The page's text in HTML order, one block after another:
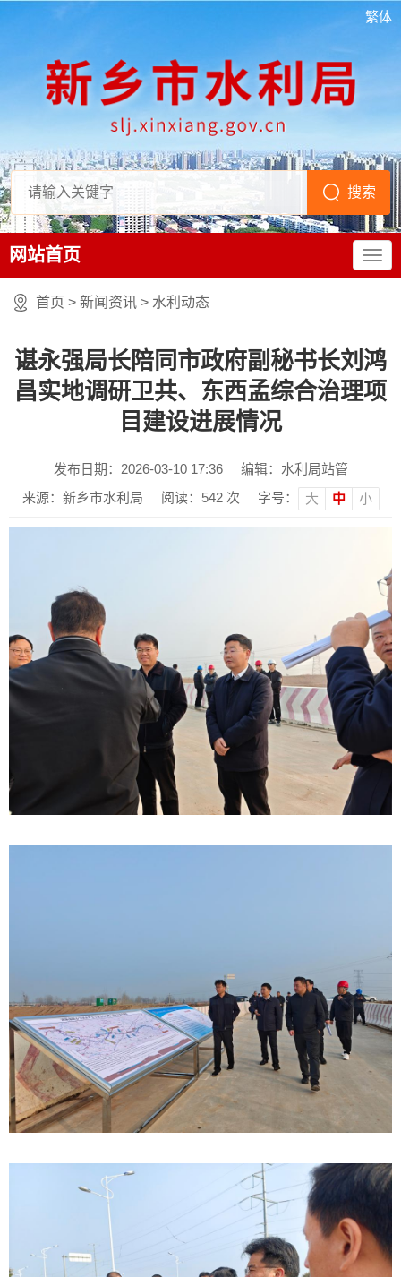
繁体
网站首页
首页 > 新闻资讯 > 水利动态
谌永强局长陪同市政府副秘书长刘鸿
昌实地调研卫共、东西孟综合治理项
目建设进展情况
发布日期：2026-03-10 17:36
编辑：水利局站管
来源：新乡市水利局
阅读： 542次 字号： 大 中 小